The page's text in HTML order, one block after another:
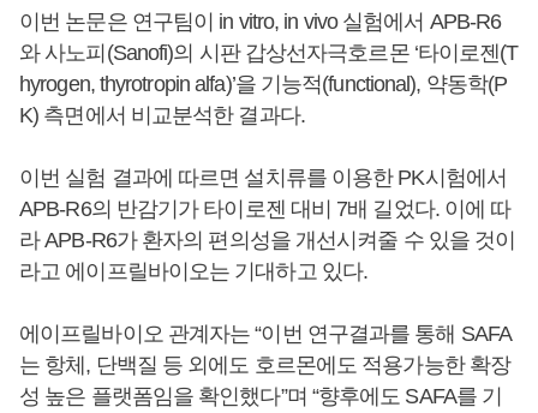
이번 논문은 연구팀이 in vitro, in vivo 실험에서 APB-R6
와 사노피(Sanofi)의 시판 갑상선자극호르몬 ‘타이로젠(T
hyrogen, thyrotropin alfa)’을 기능적(functional), 약동학(P
K) 측면에서 비교분석한 결과다.
이번 실험 결과에 따르면 설치류를 이용한 PK시험에서
APB-R6의 반감기가 타이로젠 대비 7배 길었다. 이에 따
라 APB-R6가 환자의 편의성을 개선시켜줄 수 있을 것이
라고 에이프릴바이오는 기대하고 있다.
에이프릴바이오 관계자는 “이번 연구결과를 통해 SAFA
는 항체, 단백질 등 외에도 호르몬에도 적용가능한 확장
성 높은 플랫폼임을 확인했다”며 “향후에도 SAFA를 기